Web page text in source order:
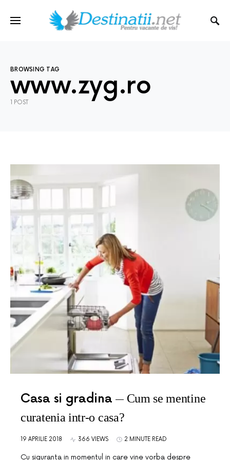
BROWSING TAG
www.zyg.ro
1 POST
Casa si gradina
Cum se mentine
curatenia intr-o casa?
19 APRILIE 2018 366 VIEWS 2 MINUTE READ
Cu siguranta in momentul in care vine vorba despre